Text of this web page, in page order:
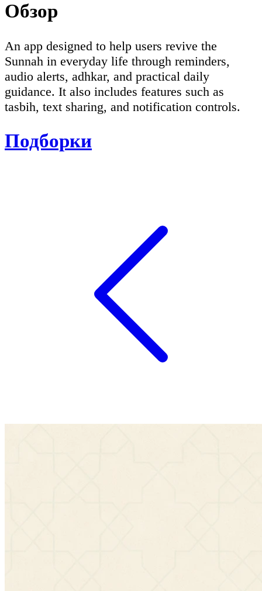
Обзор
An app designed to help users revive the
Sunnah in everyday life through reminders,
audio alerts, adhkar, and practical daily
guidance. It also includes features such as
tasbih, text sharing, and notification controls.
Подборки